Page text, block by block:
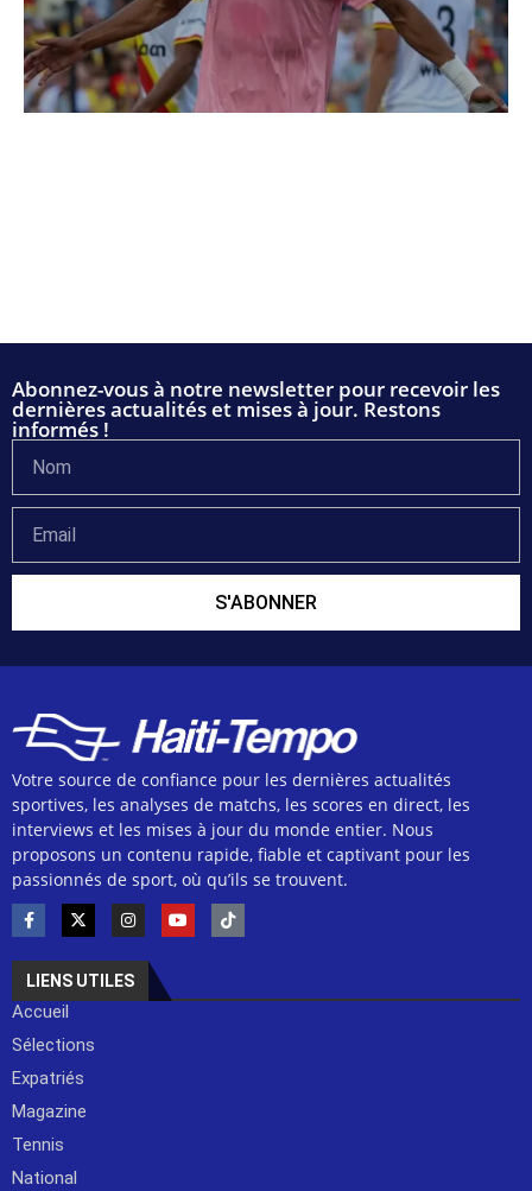
Abonnez-vous à notre newsletter pour recevoir les
dernières actualités et mises à jour. Restons
informés !
S'ABONNER
Votre source de confiance pour les dernières actualités
sportives, les analyses de matchs, les scores en direct, les
interviews et les mises à jour du monde entier. Nous
proposons un contenu rapide, fiable et captivant pour les
passionnés de sport, où qu’ils se trouvent.
LIENS UTILES
Accueil
Sélections
Expatriés
Magazine
Tennis
National